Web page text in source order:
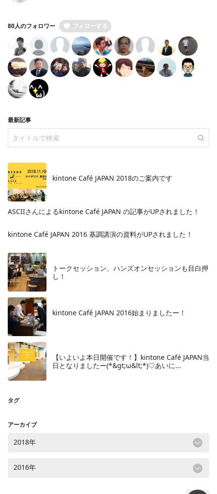
80人のフォロワー フォローする
最新記事
kintone Café JAPAN 2018のご案内です
ASCIIさんによるkintone Café JAPAN の記事がUPされました！
kintone Café JAPAN 2016 基調講演の資料がUPされました！
トークセッション、ハンズオンセッションも目白押
し！
kintone Café JAPAN 2016始まりましたー！
【いよいよ本日開催です！】kintone Café JAPAN当
日となりましたー(*&gt;ω&lt;*)♡あいに...
タグ
アーカイブ
2018年
2016年